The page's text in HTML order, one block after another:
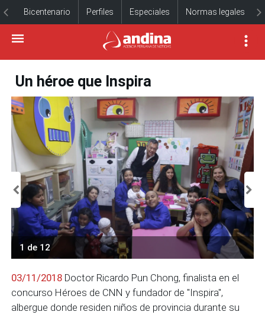
Bicentenario Perfiles Especiales Normas legales
Un héroe que Inspira
1 de 12
03/11/2018 Doctor Ricardo Pun Chong, finalista en el
concurso Héroes de CNN y fundador de "Inspira",
albergue donde residen niños de provincia durante su